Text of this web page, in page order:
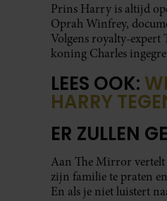
Prins Harry is altijd
Oprah Winfrey,
Volgens royalty-expert
koning Charles
LEES OOK:
HARRY
ER ZULLEN
Aan The Mirror vertelt
zijn familie te praten
En als je niet luistert